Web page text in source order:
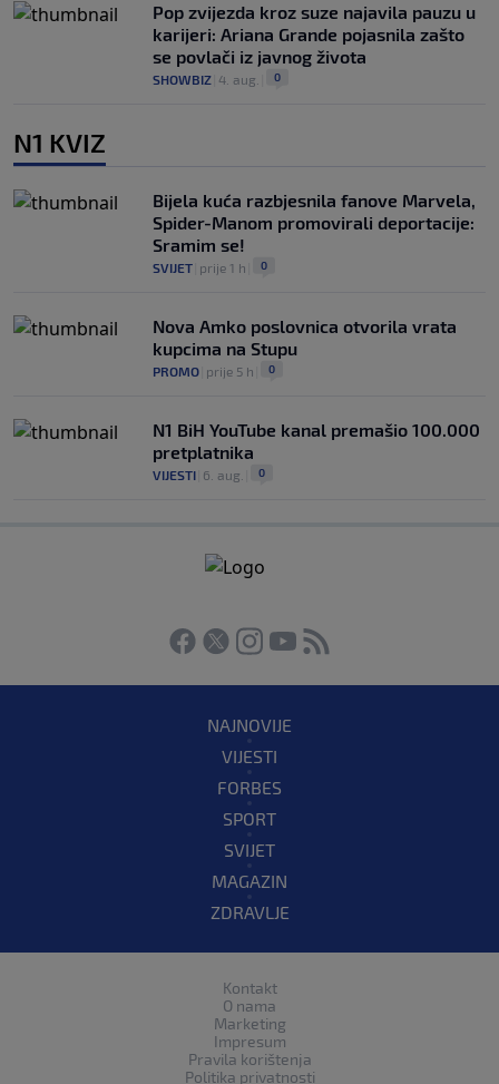
Pop zvijezda kroz suze najavila pauzu u
karijeri: Ariana Grande pojasnila zašto
se povlači iz javnog života
SHOWBIZ 4. aug. 0
N1 KVIZ
Bijela kuća razbjesnila fanove Marvela,
Spider-Manom promovirali deportacije:
Sramim se!
SVIJET prije 1 h 0
Nova Amko poslovnica otvorila vrata
kupcima na Stupu
PROMO prije 5 h 0
N1 BiH YouTube kanal premašio 100.000
pretplatnika
VIJESTI 6. aug. 0
NAJNOVIJE
VIJESTI
FORBES
SPORT
SVIJET
MAGAZIN
ZDRAVLJE
Kontakt
O nama
Marketing
Impresum
Pravila korištenja
Politika privatnosti